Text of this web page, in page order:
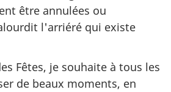
être annulées ou
l'arriéré qui existe
Fêtes, je souhaite à tous les
de beaux moments, en